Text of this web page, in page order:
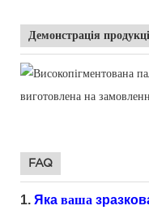
Демонстрація
FAQ
1. Яка ваша